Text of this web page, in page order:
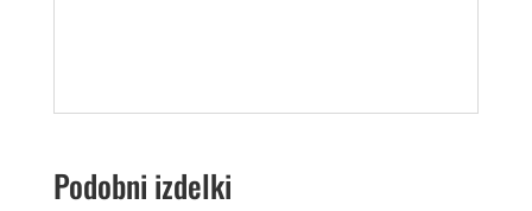
Podobni izdelki